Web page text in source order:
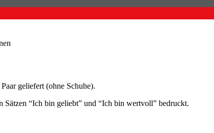
geliefert (ohne Schuhe).
Sätzen “Ich bin geliebt” und “Ich bin wertvoll” bedruckt.